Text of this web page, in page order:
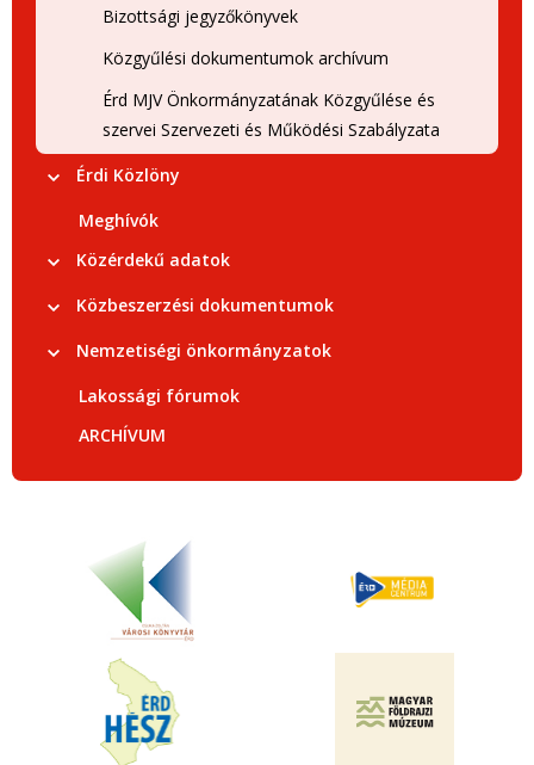
Bizottsági jegyzőkönyvek
Közgyűlési dokumentumok archívum
Érd MJV Önkormányzatának Közgyűlése és
szervei Szervezeti és Működési Szabályzata
Érdi Közlöny
Meghívók
Közérdekű adatok
Közbeszerzési dokumentumok
Nemzetiségi önkormányzatok
Lakossági fórumok
ARCHÍVUM